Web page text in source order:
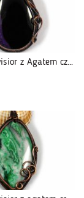
Miedziany wisior z Agatem czarno fioletowym.